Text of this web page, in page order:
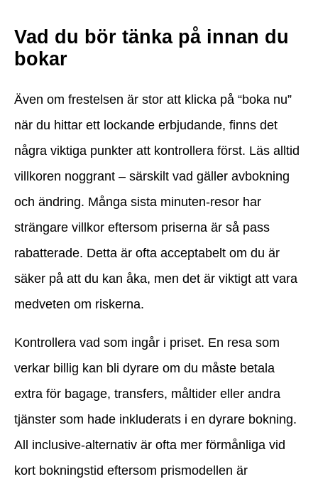
Vad du bör tänka på innan du
bokar
Även om frestelsen är stor att klicka på “boka nu”
när du hittar ett lockande erbjudande, finns det
några viktiga punkter att kontrollera först. Läs alltid
villkoren noggrant – särskilt vad gäller avbokning
och ändring. Många sista minuten-resor har
strängare villkor eftersom priserna är så pass
rabatterade. Detta är ofta acceptabelt om du är
säker på att du kan åka, men det är viktigt att vara
medveten om riskerna.
Kontrollera vad som ingår i priset. En resa som
verkar billig kan bli dyrare om du måste betala
extra för bagage, transfers, måltider eller andra
tjänster som hade inkluderats i en dyrare bokning.
All inclusive-alternativ är ofta mer förmånliga vid
kort bokningstid eftersom prismodellen är